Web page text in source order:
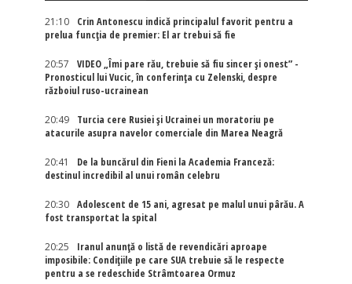
21:10
Crin Antonescu indică principalul favorit pentru a
prelua funcția de premier: El ar trebui să fie
20:57
VIDEO „Îmi pare rău, trebuie să fiu sincer și onest” -
Pronosticul lui Vucic, în conferința cu Zelenski, despre
războiul ruso-ucrainean
20:49
Turcia cere Rusiei și Ucrainei un moratoriu pe
atacurile asupra navelor comerciale din Marea Neagră
20:41
De la buncărul din Fieni la Academia Franceză:
destinul incredibil al unui român celebru
20:30
Adolescent de 15 ani, agresat pe malul unui pârău. A
fost transportat la spital
20:25
Iranul anunță o listă de revendicări aproape
imposibile: Condițiile pe care SUA trebuie să le respecte
pentru a se redeschide Strâmtoarea Ormuz